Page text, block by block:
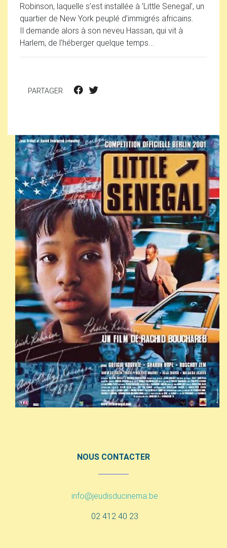
Robinson, laquelle s’est installée à ’Little Senegal’, un
quartier de New York peuplé d’immigrés africains.
Il demande alors à son neveu Hassan, qui vit à
Harlem, de l’héberger quelque temps...
PARTAGER
NOUS CONTACTER
info@jeudisducinema.be
02 412 40 23